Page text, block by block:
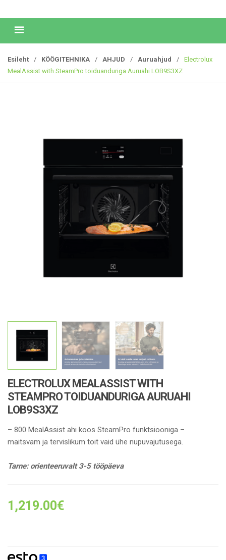
Esileht / KÖÖGITEHNIKA / AHJUD / Auruahjud /
Electrolux
MealAssist with SteamPro toiduanduriga Auruahi LOB9S3XZ
ELECTROLUX MEALASSIST WITH
STEAMPRO TOIDUANDURIGA AURUAHI
LOB9S3XZ
– 800 MealAssist ahi koos SteamPro funktsiooniga –
maitsvam ja tervislikum toit vaid ühe nupuvajutusega.
Tarne: orienteeruvalt 3-5 tööpäeva
1,219.00€